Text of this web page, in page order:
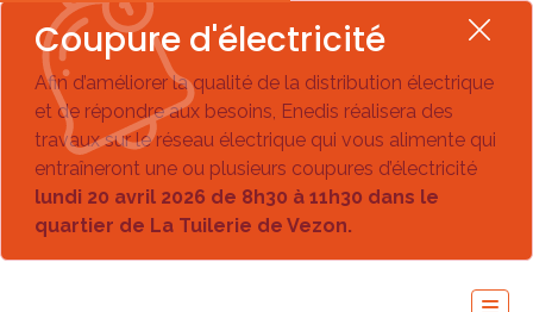
Coupure d'électricité
Afin d’améliorer la qualité de la distribution électrique
et de répondre aux besoins, Enedis réalisera des
travaux sur le réseau électrique qui vous alimente qui
entraîneront une ou plusieurs coupures d’électricité
lundi 20 avril 2026 de 8h30 à 11h30 dans le
quartier de La Tuilerie de Vezon.